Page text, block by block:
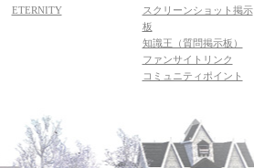
ETERNITY
スクリーンショット掲示
板
知識王（質問掲示板）
ファンサイトリンク
コミュニティポイント